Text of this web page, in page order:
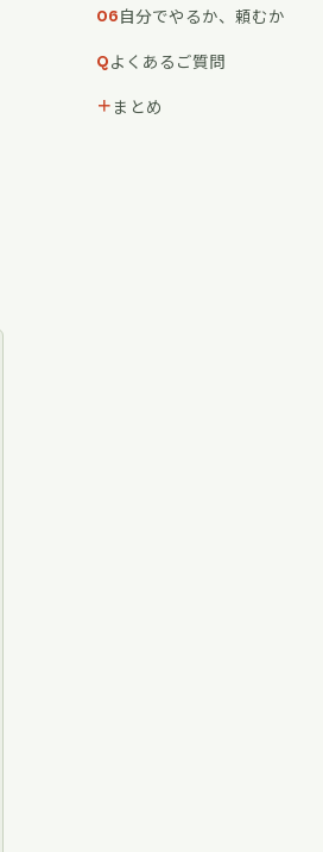
06自分でやるか、頼むか
Qよくあるご質問
＋ まとめ